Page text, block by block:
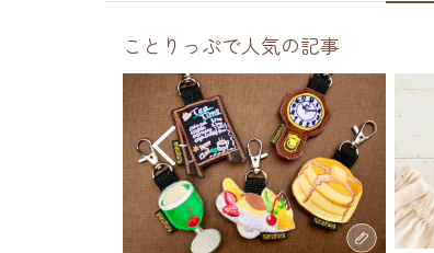
ことりっぷで人気の記事